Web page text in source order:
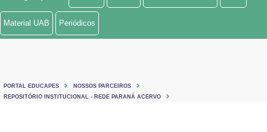
Ministério de Minas e Energia
Ministério do Turismo
Material UAB Periódicos
PORTAL EDUCAPES
NOSSOS PARCEIROS
REPOSITÓRIO INSTITUCIONAL - REDE PARANÁ ACERVO